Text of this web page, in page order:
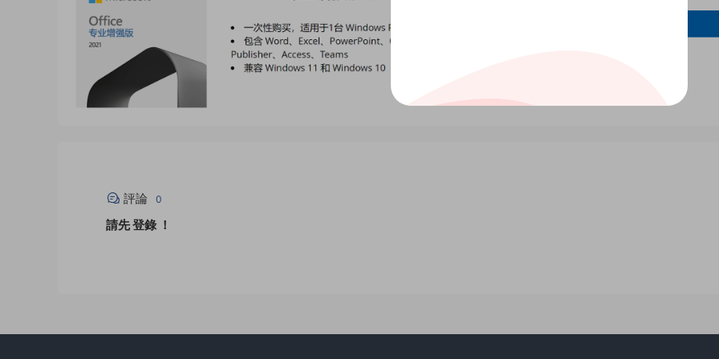
評論 0
請先登錄 ！